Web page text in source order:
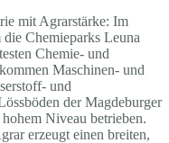
mit Agrarstärke: Im
Chemieparks Leuna
Chemie- und
Maschinen- und
und
der Magdeburger
Niveau betrieben.
erzeugt einen breiten,